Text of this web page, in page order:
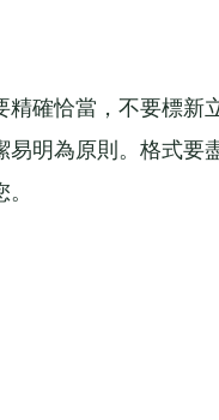
確恰當，不要標新
明為原則。格式要